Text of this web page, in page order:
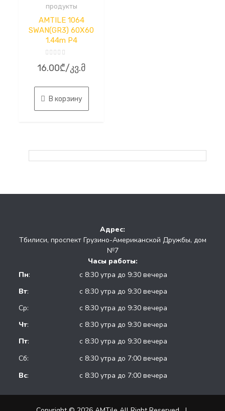
продукты
AMTILE 1064
SWAN(GR3) 60X60
1.44m P4
0
16.00₾/კვ.მ
В корзину
Адрес:
Тбилиси, проспект Грузино-Американской Дружбы, дом
№7
Часы работы:
Пн:
с 8:30 утра до 9:30 вечера
Вт:
с 8:30 утра до 9:30 вечера
Ср:
с 8:30 утра до 9:30 вечера
Чт:
с 8:30 утра до 9:30 вечера
Пт:
с 8:30 утра до 9:30 вечера
Сб:
с 8:30 утра до 7:00 вечера
Вс: с 8:30 утра до 7:00 вечера